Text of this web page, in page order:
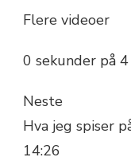
Flere videoer
0 sekunder på
Neste
Hva jeg spiser
14:26